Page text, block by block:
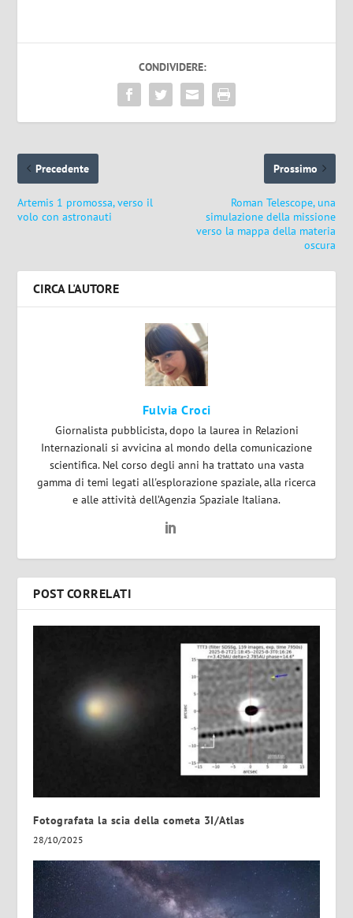
CONDIVIDERE:
Precedente
Artemis 1 promossa, verso il
volo con astronauti
Prossimo
Roman Telescope, una
simulazione della missione
verso la mappa della materia
oscura
CIRCA L'AUTORE
Fulvia Croci
Giornalista pubblicista, dopo la laurea in Relazioni
Internazionali si avvicina al mondo della comunicazione
scientifica. Nel corso degli anni ha trattato una vasta
gamma di temi legati all'esplorazione spaziale, alla ricerca
e alle attività dell’Agenzia Spaziale Italiana.
POST CORRELATI
Fotografata la scia della cometa 3I/Atlas
28/10/2025